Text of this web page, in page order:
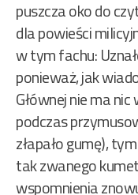
puszcza oko do
dla powieści
w tym fachu:
ponieważ, jak
Głównej nie ma
podczas
złapało gumę),
tak zwanego
wspomnienia